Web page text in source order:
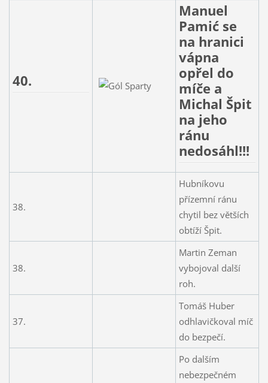
40.
Manuel
Pamić se
na hranici
vápna
opřel do
míče a
Michal Špit
na jeho
ránu
nedosáhl!!!
38.
Hubníkovu
přízemní ránu
chytil bez větších
obtíží Špit.
38.
Martin Zeman
vybojoval další
roh.
37.
Tomáš Huber
odhlavičkoval míč
do bezpečí.
Po dalším
nebezpečném